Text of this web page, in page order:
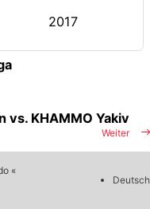
2017
Weiter
vs. KHAMMO Yakiv
«
Deutsch